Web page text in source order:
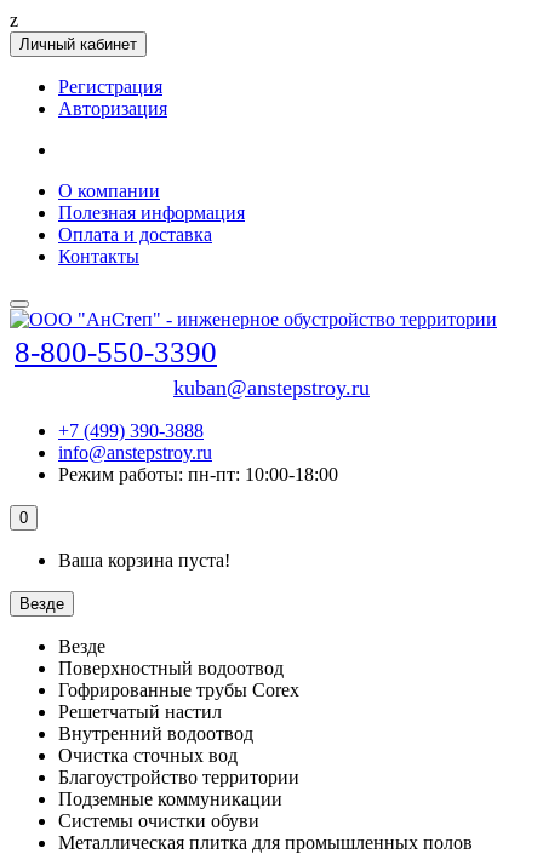
z
Личный кабинет
Регистрация
Авторизация
О компании
Полезная информация
Оплата и доставка
Контакты
8-800-550-3390
kuban@anstepstroy.ru
+7 (499) 390-3888
info@anstepstroy.ru
Режим работы: пн-пт: 10:00-18:00
0
Ваша корзина пуста!
Везде
Везде
Поверхностный водоотвод
Гофрированные трубы Corex
Решетчатый настил
Внутренний водоотвод
Очистка сточных вод
Благоустройство территории
Подземные коммуникации
Системы очистки обуви
Металлическая плитка для промышленных полов